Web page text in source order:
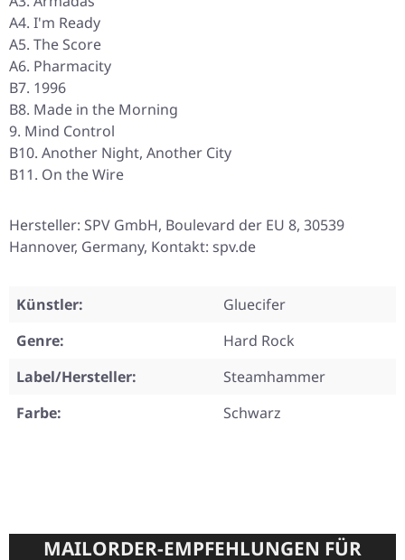
A4. I'm Ready
A5. The Score
A6. Pharmacity
B7. 1996
B8. Made in the Morning
9. Mind Control
B10. Another Night, Another City
B11. On the Wire
Hersteller: SPV GmbH, Boulevard der EU 8, 30539
Hannover, Germany, Kontakt: spv.de
Künstler:
Gluecifer
Genre:
Hard Rock
Label/Hersteller:
Steamhammer
Farbe:
Schwarz
MAILORDER-EMPFEHLUNGEN FÜR